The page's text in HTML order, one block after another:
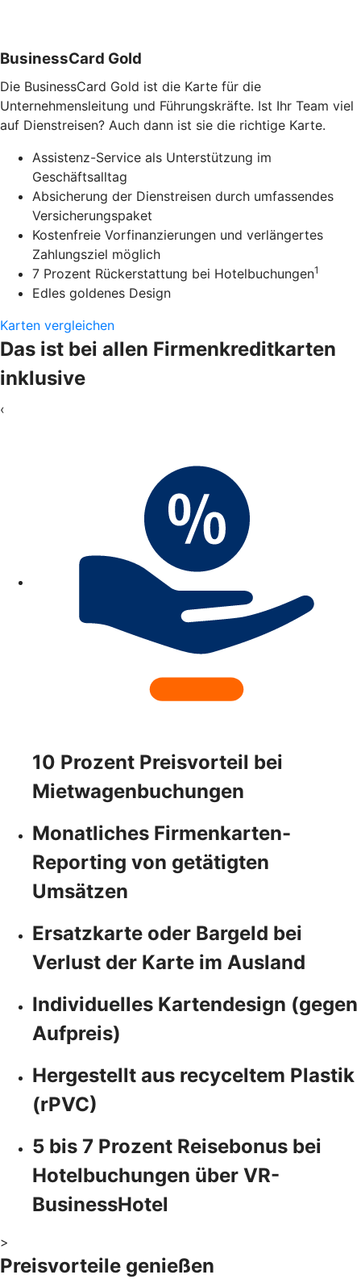
BusinessCard Gold
Die BusinessCard Gold ist die Karte für die
Unternehmensleitung und Führungskräfte. Ist Ihr Team viel
auf Dienstreisen? Auch dann ist sie die richtige Karte.
Assistenz-Service als Unterstützung im
Geschäftsalltag
Absicherung der Dienstreisen durch umfassendes
Versicherungspaket
Kostenfreie Vorfinanzierungen und verlängertes
Zahlungsziel möglich
7 Prozent Rückerstattung bei Hotelbuchungen1
Edles goldenes Design
Karten vergleichen
Das ist bei allen Firmenkreditkarten
inklusive
‹
10 Prozent Preisvorteil bei
Mietwagenbuchungen
Monatliches Firmenkarten-
Reporting von getätigten
Umsätzen
Ersatzkarte oder Bargeld bei
Verlust der Karte im Ausland
Individuelles Kartendesign (gegen
Aufpreis)
Hergestellt aus recyceltem Plastik
(rPVC)
5 bis 7 Prozent Reisebonus bei
Hotelbuchungen über VR-
BusinessHotel
>
Preisvorteile genießen